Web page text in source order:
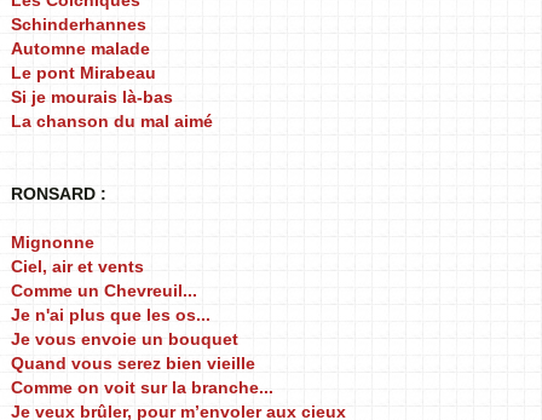
Schinderhannes
Automne malade
Le pont Mirabeau
Si je mourais là-bas
La chanson du mal aimé
RONSARD :
Mignonne
Ciel, air et vents
Comme un Chevreuil...
Je n'ai plus que les os...
Je vous envoie un bouquet
Quand vous serez bien vieille
Comme on voit sur la branche...
Je veux brûler, pour m’envoler aux cieux